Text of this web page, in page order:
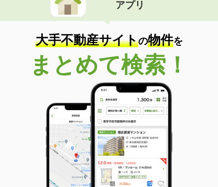
アプリ
大手不動産サイトの物件を
まとめて検索！